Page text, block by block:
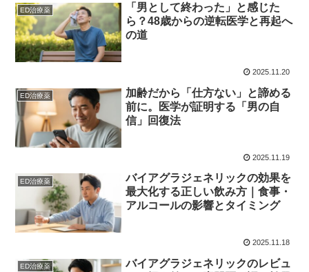
ED治療薬
「男として終わった」と感じた
ら？48歳からの逆転医学と再起へ
の道
2025.11.20
ED治療薬
加齢だから「仕方ない」と諦める
前に。医学が証明する「男の自
信」回復法
2025.11.19
ED治療薬
バイアグラジェネリックの効果を
最大化する正しい飲み方｜食事・
アルコールの影響とタイミング
2025.11.18
ED治療薬
バイアグラジェネリックのレビュ